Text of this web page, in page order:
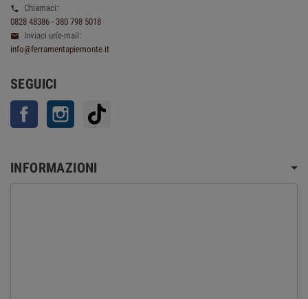

Chiamaci:
0828 48386 - 380 798 5018

Inviaci un'e-mail:
info@ferramentapiemonte.it
SEGUICI
Facebook Instagram
INFORMAZIONI